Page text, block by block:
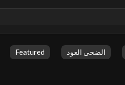
Featured الضحى العود